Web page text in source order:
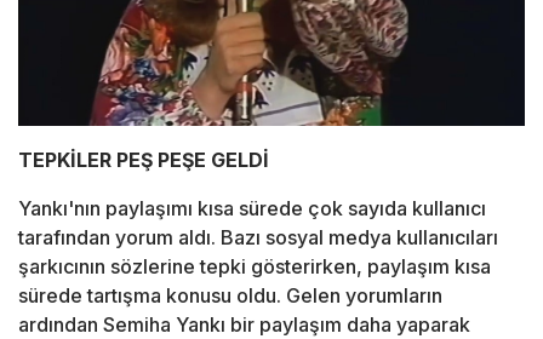
TEPKİLER PEŞ PEŞE GELDİ
Yankı'nın paylaşımı kısa sürede çok sayıda kullanıcı
tarafından yorum aldı. Bazı sosyal medya kullanıcıları
şarkıcının sözlerine tepki gösterirken, paylaşım kısa
sürede tartışma konusu oldu. Gelen yorumların
ardından Semiha Yankı bir paylaşım daha yaparak